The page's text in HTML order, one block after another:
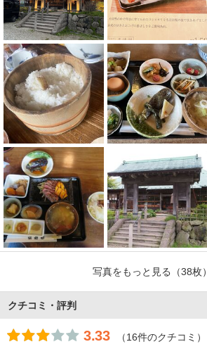
写真をもっと見る （38枚）
クチコミ・評判
3.33
（16件のクチコミ）